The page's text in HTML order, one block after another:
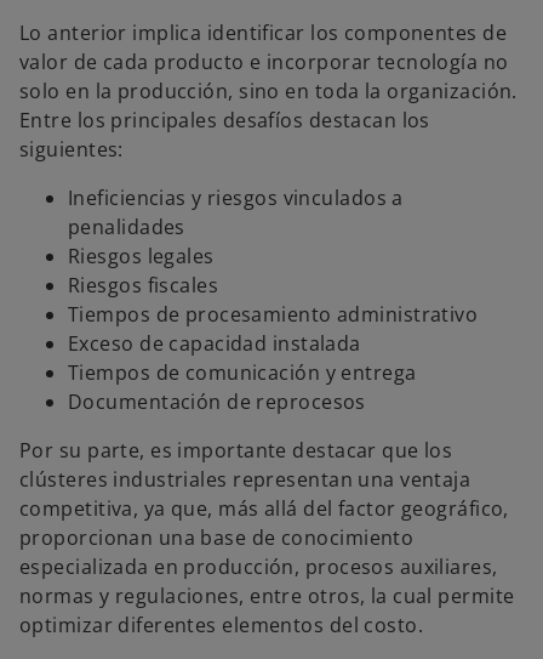
Lo anterior implica identificar los componentes de
valor de cada producto e incorporar tecnología no
solo en la producción, sino en toda la organización.
Entre los principales desafíos destacan los
siguientes:
Ineficiencias y riesgos vinculados a
penalidades
Riesgos legales
Riesgos fiscales
Tiempos de procesamiento administrativo
Exceso de capacidad instalada
Tiempos de comunicación y entrega
Documentación de reprocesos
Por su parte, es importante destacar que los
clústeres industriales representan una ventaja
competitiva, ya que, más allá del factor geográfico,
proporcionan una base de conocimiento
especializada en producción, procesos auxiliares,
normas y regulaciones, entre otros, la cual permite
optimizar diferentes elementos del costo.